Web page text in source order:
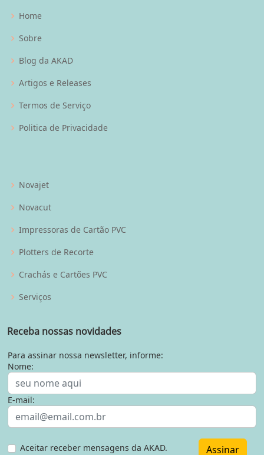
Home
Sobre
Blog da AKAD
Artigos e Releases
Termos de Serviço
Politica de Privacidade
Novajet
Novacut
Impressoras de Cartão PVC
Plotters de Recorte
Crachás e Cartões PVC
Serviços
Receba nossas novidades
Para assinar nossa newsletter, informe:
Nome:
E-mail:
Aceitar receber mensagens da AKAD. Assinar